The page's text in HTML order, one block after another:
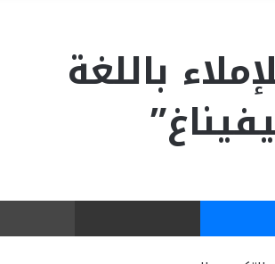
باللغة
ماسنجر مشاركة عبر البريد